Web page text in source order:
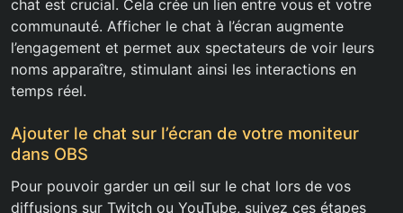
chat est crucial. Cela crée un lien entre vous et votre
communauté. Afficher le chat à l’écran augmente
l’engagement et permet aux spectateurs de voir leurs
noms apparaître, stimulant ainsi les interactions en
temps réel.
Ajouter le chat sur l’écran de votre moniteur
dans OBS
Pour pouvoir garder un œil sur le chat lors de vos
diffusions sur Twitch ou YouTube, suivez ces étapes